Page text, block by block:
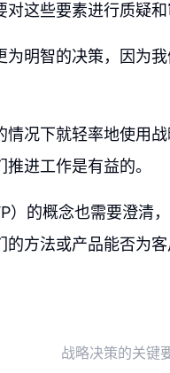
这些要素进行质疑和
为明智的决策，因为
情况下就轻率地使用
进工作是有益的。
）的概念也需要澄清
方法或产品能否为客
战略决策的关键